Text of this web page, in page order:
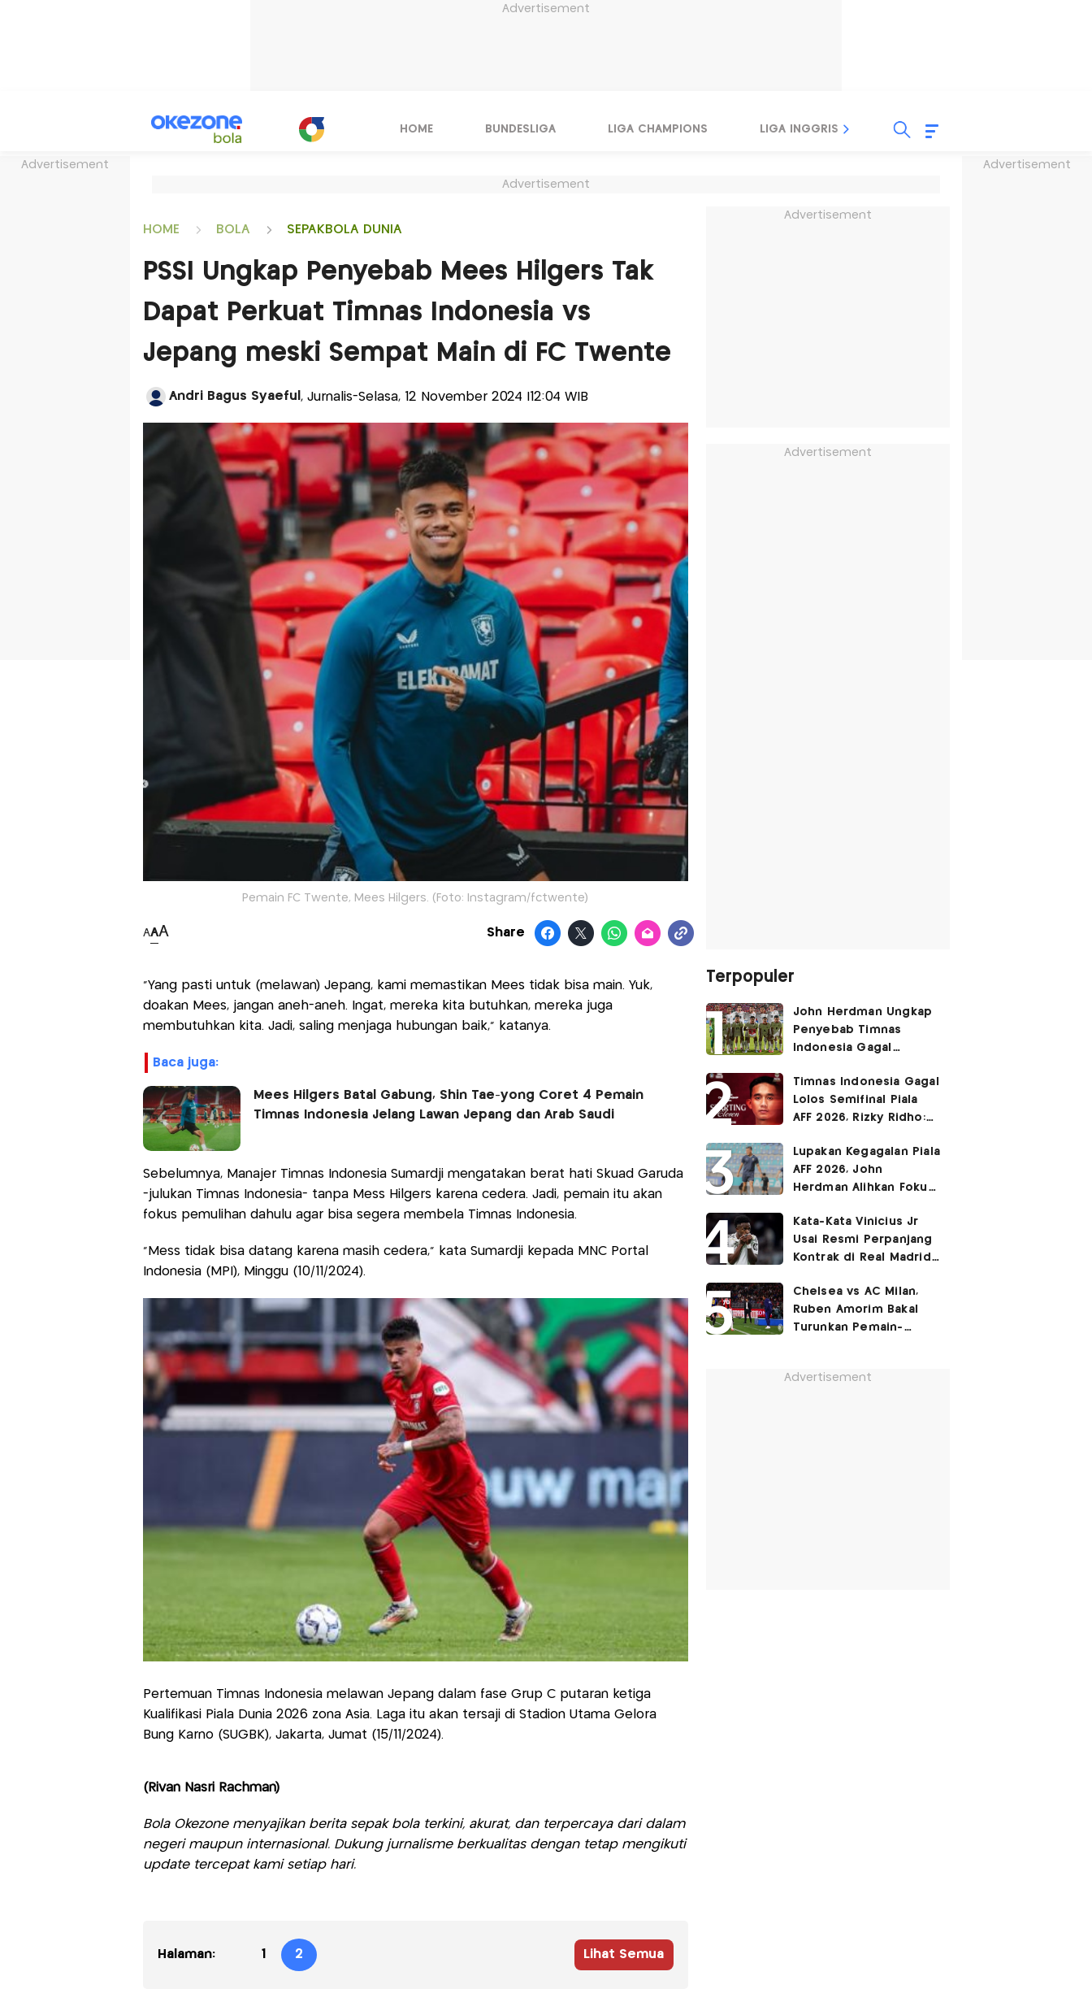
Advertisement
Advertisement Advertisement
HOME BUNDESLIGA LIGA CHAMPIONS LIGA INGGRIS LIGA ITALIA
Advertisement
HOME BOLA SEPAKBOLA DUNIA
PSSI Ungkap Penyebab Mees Hilgers Tak
Dapat Perkuat Timnas Indonesia vs
Jepang meski Sempat Main di FC Twente
Andri Bagus Syaeful , Jurnalis-Selasa, 12 November 2024 |12:04 WIB
Pemain FC Twente, Mees Hilgers. (Foto: Instagram/fctwente)
AAA Share
"Yang pasti untuk (melawan) Jepang, kami memastikan Mees tidak bisa main. Yuk,
doakan Mees, jangan aneh-aneh. Ingat, mereka kita butuhkan, mereka juga
membutuhkan kita. Jadi, saling menjaga hubungan baik," katanya.
baca juga:
Mees Hilgers Batal Gabung, Shin Tae-yong Coret 4 Pemain
Timnas Indonesia Jelang Lawan Jepang dan Arab Saudi
Sebelumnya, Manajer Timnas Indonesia Sumardji mengatakan berat hati Skuad Garuda
-julukan Timnas Indonesia- tanpa Mess Hilgers karena cedera. Jadi, pemain itu akan
fokus pemulihan dahulu agar bisa segera membela Timnas Indonesia.
"Mess tidak bisa datang karena masih cedera," kata Sumardji kepada MNC Portal
Indonesia (MPI), Minggu (10/11/2024).
Pertemuan Timnas Indonesia melawan Jepang dalam fase Grup C putaran ketiga
Kualifikasi Piala Dunia 2026 zona Asia. Laga itu akan tersaji di Stadion Utama Gelora
Bung Karno (SUGBK), Jakarta, Jumat (15/11/2024).
(Rivan Nasri Rachman)
Bola Okezone menyajikan berita sepak bola terkini, akurat, dan terpercaya dari dalam
negeri maupun internasional. Dukung jurnalisme berkualitas dengan tetap mengikuti
update tercepat kami setiap hari.
Halaman: 1 2 Lihat Semua
Advertisement
Advertisement
Terpopuler
John Herdman Ungkap
Penyebab Timnas
Indonesia Gagal
Piala AFF 2026
Timnas Indonesia Gagal
Lolos Semifinal Piala
AFF 2026, Rizky Ridho:
Lupakan Kegagalan Piala
AFF 2026, John
Herdman Alihkan Fokus
FIFA ASEAN Cup
Kata-Kata Vinicius Jr
Usai Resmi Perpanjang
Kontrak di Real Madrid
Chelsea vs AC Milan,
Ruben Amorim Bakal
Turunkan Pemain-
Advertisement